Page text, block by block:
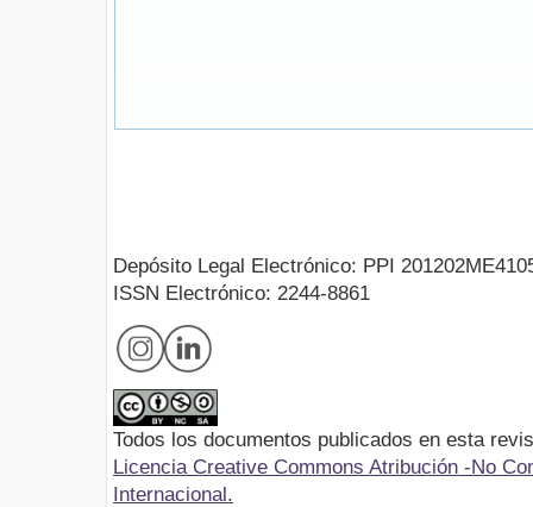
Depósito Legal Electrónico: PPI
ISSN Electrónico: 2244-8861
Todos los documentos publicados en esta
Licencia Creative Commons Atribución -No
Internacional.